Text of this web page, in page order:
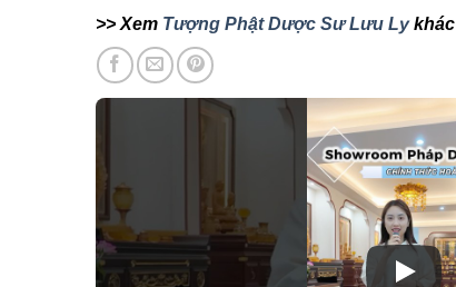
>> Xem Tượng Phật Dược Sư Lưu Lykhác